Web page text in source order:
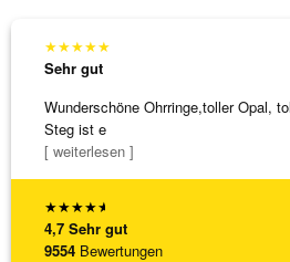
★★★★★
4,7 Sehr gut
9554 Bewertungen
★★★★★
Sehr gut
Wunderschöne Ohrringe,toller Opal,
Steg ist e
[ weiterlesen ]